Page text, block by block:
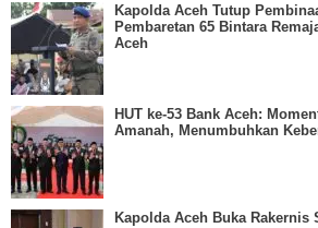
Kapolda Aceh Tutup
Pembaretan 65 Bintara
Aceh
HUT ke-53 Bank Aceh:
Amanah, Menumbuhkan
Kapolda Aceh Buka Rakernis